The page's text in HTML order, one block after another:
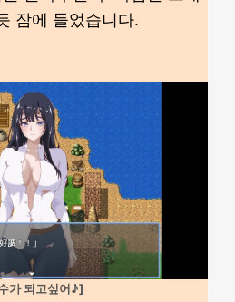
잠에 들었습니다.
가 되고싶어♪]